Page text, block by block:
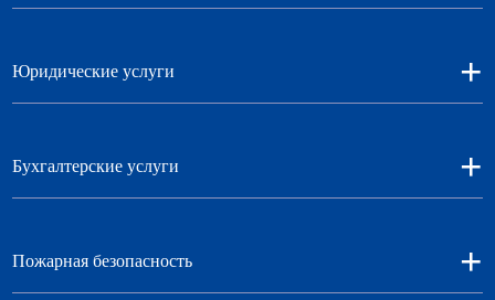
Юридические услуги +
Бухгалтерские услуги +
Пожарная безопасность +